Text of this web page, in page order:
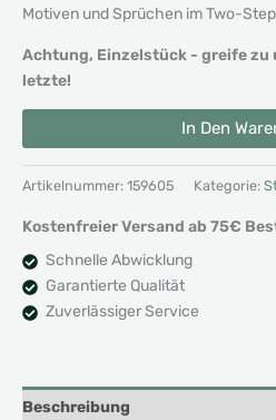
Motiven und Sprüchen im Two-
Achtung, Einzelstück - greife zu
letzte!
Stempelset
mit
Menge
In Den
Alternative:
Artikelnummer: 159605 Kategorie:
Kostenfreier Versand ab 75€
Schnelle Abwicklung
Garantierte Qualität
Zuverlässiger Service
Beschreibung